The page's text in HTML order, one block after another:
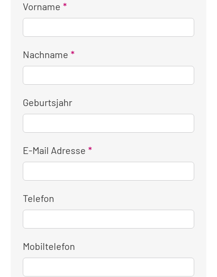
Vorname
Nachname
Geburtsjahr
E-Mail Adresse
Telefon
Mobiltelefon